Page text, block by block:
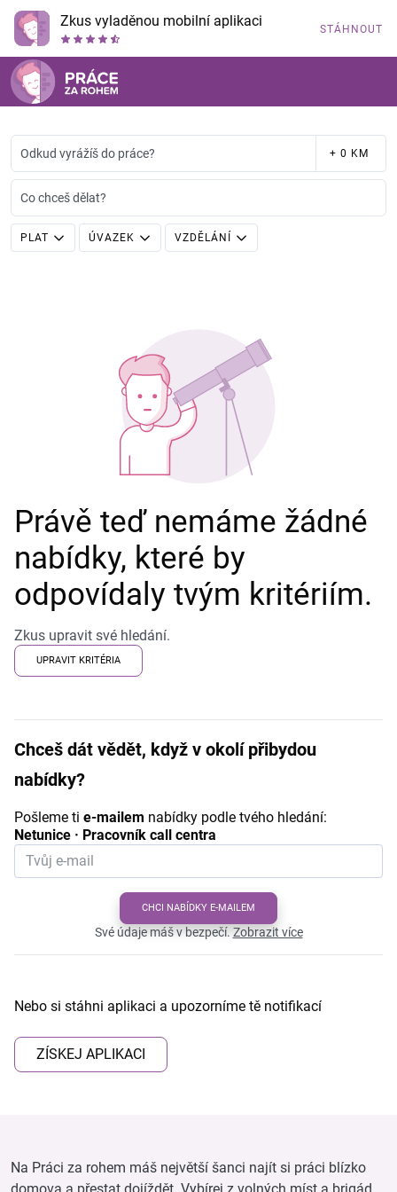
Zkus vyladěnou mobilní aplikaci STÁHNOUT
Odkud vyrážíš do práce? + 0 KM
Co chceš dělat?
PLAT ÚVAZEK VZDĚLÁNÍ
Právě teď nemáme žádné
nabídky, které by
odpovídaly tvým kritériím.
Zkus upravit své hledání.
UPRAVIT KRITÉRIA
Chceš dát vědět, když v okolí přibydou
nabídky?
Pošleme ti e-mailem nabídky podle tvého hledání:
Netunice · Pracovník call centra
CHCI NABÍDKY E-MAILEM
Své údaje máš v bezpečí.Zobrazit více
Nebo si stáhni aplikaci a upozorníme tě notifikací
ZÍSKEJ APLIKACI
Na Práci za rohem máš největší šanci najít si práci blízko
domova a přestat dojíždět. Vybírej z volných míst a brigád